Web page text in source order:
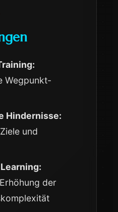
Wegpunkt-
Hindernisse:
und
der